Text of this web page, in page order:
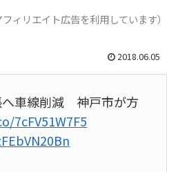
フィリエイト広告を利用しています）
2018.06.05
へ車線削減 神戸市が方
7cFV51W7F5